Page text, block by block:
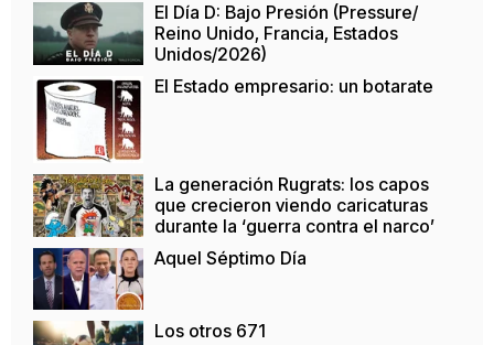
El Día D: Bajo Presión (Pressure/
Reino Unido, Francia, Estados
Unidos/2026)
El Estado empresario: un botarate
La generación Rugrats: los capos
que crecieron viendo caricaturas
durante la ‘guerra contra el narco’
Aquel Séptimo Día
Los otros 671